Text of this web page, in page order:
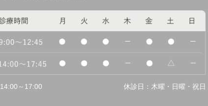
14:00～17:00 休診日：木曜・日曜・祝日